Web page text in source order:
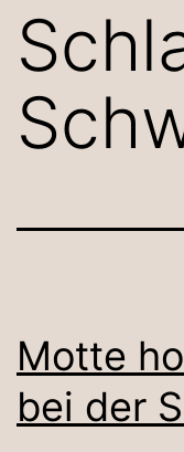
Motte
bei der